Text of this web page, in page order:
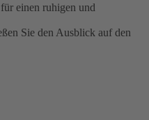
einen ruhigen und
Sie den Ausblick auf den